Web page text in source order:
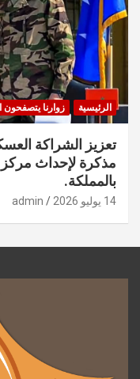
الرئيسية زوارنا يتصفحون
تعزيز الشراكة
مذكرة لإحداث مركز
بالمملكة.
14 يوليو 2026 admin